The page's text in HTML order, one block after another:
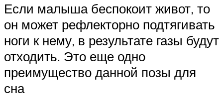
Если малыша беспокоит живот, то
он может рефлекторно подтягивать
ноги к нему, в результате газы будут
отходить. Это еще одно
преимущество данной позы для
сна